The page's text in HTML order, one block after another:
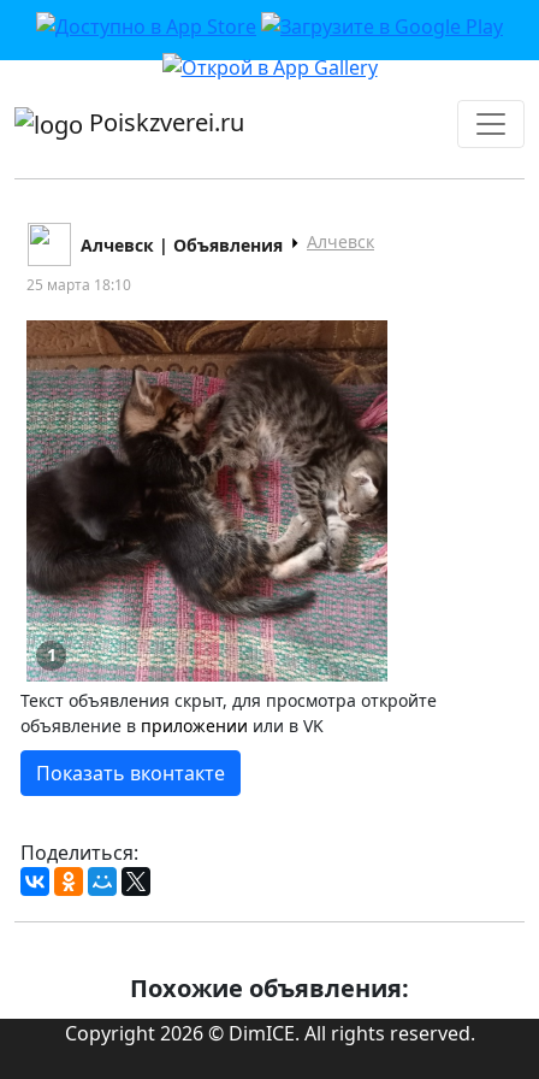
приложении или в VK">
Poiskzverei.ru
Алчевск | Объявления Алчевск
25 марта 18:10
1
Текст объявления скрыт, для просмотра откройте
объявление в приложении или в VK
Показать вконтакте
Поделиться:
Похожие объявления:
Copyright 2026 © DimICE. All rights reserved.